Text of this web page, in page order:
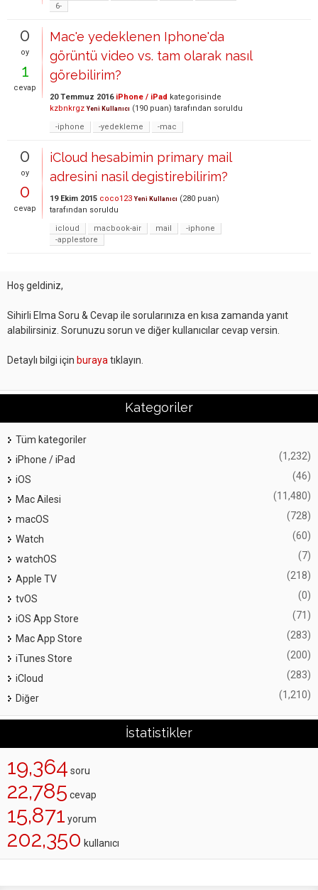
6-
0
oy
1
cevap
Mac'e yedeklenen Iphone'da
görüntü video vs. tam olarak nasıl
görebilirim?
20 Temmuz 2016 iPhone / iPad kategorisinde
kzbnkrgz Yeni Kullanıcı (190 puan) tarafından soruldu
-iphone
-yedekleme -mac
0
oy
0
cevap
iCloud hesabimin primary mail
adresini nasil degistirebilirim?
19 Ekim 2015 coco123 Yeni Kullanıcı (280 puan)
tarafından soruldu
icloud
macbook-air mail
-iphone
-applestore
Hoş geldiniz,
Sihirli Elma Soru & Cevap ile sorularınıza en kısa zamanda yanıt
alabilirsiniz. Sorunuzu sorun ve diğer kullanıcılar cevap versin.
Detaylı bilgi için buraya tıklayın.
Kategoriler
Tüm kategoriler
iPhone / iPad
(1,232)
iOS (46)
Mac Ailesi (11,480)
macOS (728)
Watch (60)
watchOS (7)
Apple TV (218)
tvOS (0)
iOS App Store (71)
Mac App Store (283)
iTunes Store (200)
iCloud (283)
Diğer (1,210)
İstatistikler
19,364 soru
22,785 cevap
15,871 yorum
202,350 kullanıcı